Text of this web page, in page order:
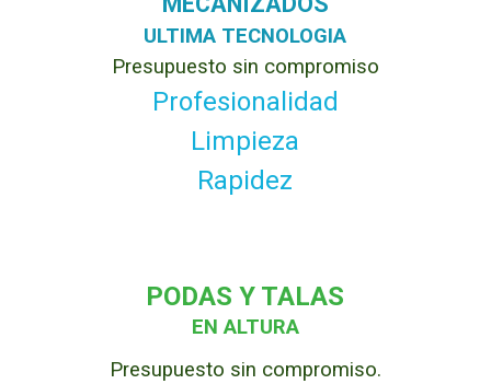
ULTIMA TECNOLOGIA
Presupuesto sin compromiso
Profesionalidad
Limpieza
Rapidez
PODAS Y TALAS
EN ALTURA
Presupuesto sin compromiso.